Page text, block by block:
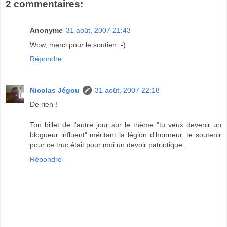
2 commentaires:
Anonyme 31 août, 2007 21:43
Wow, merci pour le soutien :-)
Répondre
Nicolas Jégou
31 août, 2007 22:18
De rien !
Ton billet de l'autre jour sur le thème "tu veux devenir un
blogueur influent" méritant la légion d'honneur, te soutenir
pour ce truc était pour moi un devoir patriotique.
Répondre